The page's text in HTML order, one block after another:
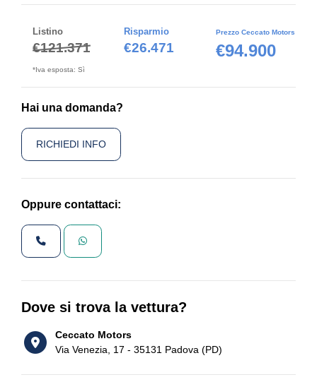
Listino
€121.371
Risparmio
€26.471
Prezzo Ceccato Motors
€94.900
*Iva esposta: Sì
Hai una domanda?
RICHIEDI INFO
Oppure contattaci:
Dove si trova la vettura?
Ceccato Motors
Via Venezia, 17 - 35131 Padova (PD)